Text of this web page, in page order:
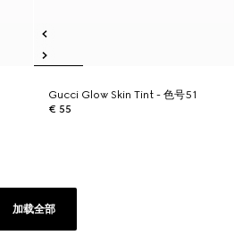
Gucci Glow Skin Tint - 色号51
€ 55
加载全部